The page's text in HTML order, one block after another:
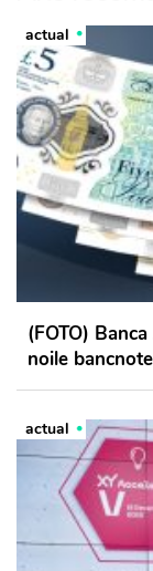
actual
(FOTO)
noile
actual